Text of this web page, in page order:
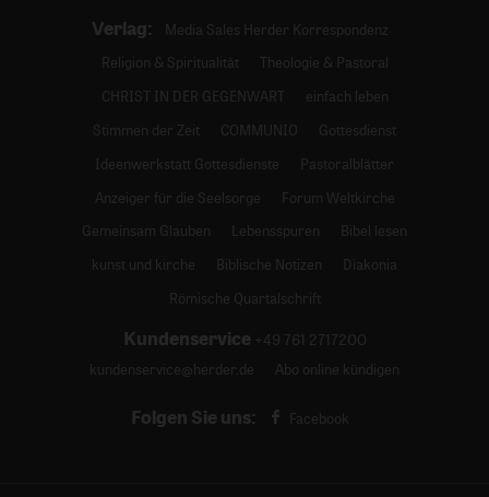
Verlag:
Media Sales Herder Korrespondenz
Religion & Spiritualität
Theologie & Pastoral
CHRIST IN DER GEGENWART
einfach leben
Stimmen der Zeit
COMMUNIO
Gottesdienst
Ideenwerkstatt Gottesdienste
Pastoralblätter
Anzeiger für die Seelsorge
Forum Weltkirche
Gemeinsam Glauben
Lebensspuren
Bibel lesen
kunst und kirche
Biblische Notizen
Diakonia
Römische Quartalschrift
Kundenservice +49 761 2717200
kundenservice@herder.de
Abo online kündigen
Folgen Sie uns: Facebook